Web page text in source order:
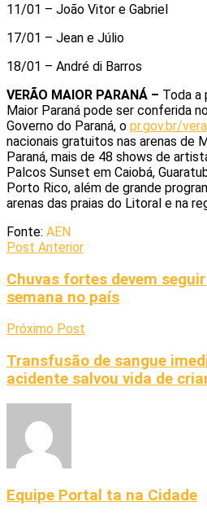
11/01 – João Vitor e Gabriel
17/01 – Jean e Júlio
18/01 – André di Barros
VERÃO MAIOR PARANÁ – Toda a
Maior Paraná pode ser conferida
Governo do Paraná, o pr.gov.br/
nacionais gratuitos nas arenas de
Paraná, mais de 48 shows de
Palcos Sunset em Caiobá,
Porto Rico, além de grande
arenas das praias do Litoral e na
Fonte: AEN
Post Anterior
Chuvas fortes devem
semana no país
Próximo Post
Transfusão de sangue
acidente salvou vida de
Equipe Portal ta na Cidade